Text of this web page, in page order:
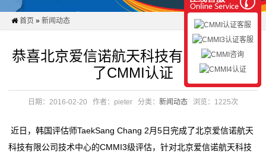
首页 » 新闻动态
恭喜北京爱信诺航天科技有限公司通过
了CMMI认证
日期：2016-02-20 作者：pieter 分类： 新闻动态 浏览：1225次
近日，韩国评估师TaekSang Chang 2月5日完成了北京爱信诺航天
科技有限公司技术中心的CMMI3级评估，针对北京爱信诺航天科技
态
CMMI